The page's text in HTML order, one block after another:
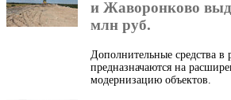
и Жаворонково
млн руб.
Дополнительные средства в
предназначаются на
модернизацию объектов.